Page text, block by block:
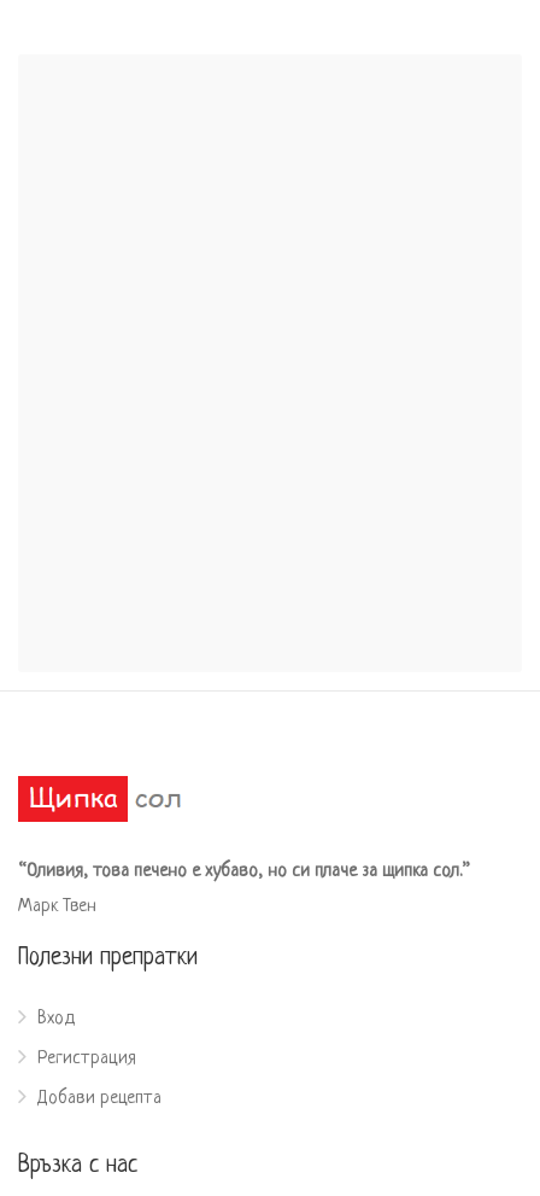
“Оливия, това печено е хубаво, но си плаче за щипка сол.”
Марк Твен
Полезни препратки
Вход
Регистрация
Добави рецепта
Връзка с нас